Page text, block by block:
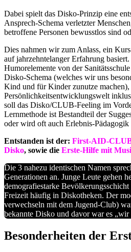
Dabei spielt das Disko-Prinzip eine
Ansprech-Schema verletzter
betroffene Personen bewusstlos sind
Dies nahmen wir zum Anlass, ein
auf jahrzehntelanger Erfahrung
Humorelemente von der
Disko-Schema (welches wir uns
Kind und für Kinder zunutze
Persönlichkeitsentwicklungswelt
soll das Disko/CLUB-Feeling im
Lernmethode ist Bestandteil der
oder wird oft auch Erlebnis-Pädagogik
Entstanden ist der: First-AID-
Disko, sowie die Erste-Hilfe mit
Die 3 nahezu identischen Namen
Generationen an. Junge Leute gehen
demografiestarke
Freizeit häufig in Diskotheken. Der
verwechseln mit dem Jugend-Club)
bekannte Disko und davor war es „wir
Besonderheiten der